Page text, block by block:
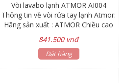
Vòi lavabo lạnh ATMOR AI004
Thông tin về vòi rửa tay lạnh Atmor:
Hãng sản xuất : ATMOR Chiều cao
miệng vòi 65mm Lớp mạ xi chrome
Chất liệu đồng Bảo hành: sen vòi 3
năm, phụ kiện 1 năm
841.500 vnđ
Đặt hàng